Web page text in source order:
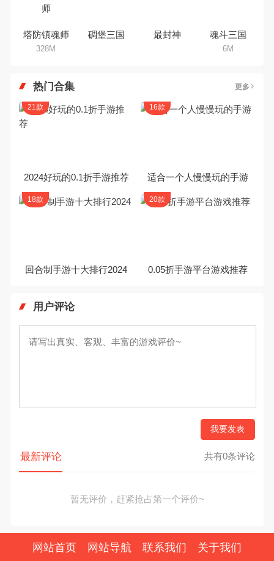
塔防镇魂师
328M
碉堡三国 最封神 魂斗三国
6M
热门合集 更多
2024好玩的0.1折手游推荐
21款
适合一个人慢慢玩的手游
16款
回合制手游十大排行2024
18款
0.05折手游平台游戏推荐
20款
用户评论
我要发表
最新评论 共有0条评论
暂无评价，赶紧抢占第一个评价~
网站首页 网站导航 联系我们 关于我们